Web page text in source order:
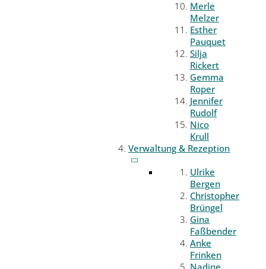
Merle
Melzer
Esther
Pauquet
Silja
Rickert
Gemma
Roper
Jennifer
Rudolf
Nico
Krull
Verwaltung & Rezeption
Ulrike
Bergen
Christopher
Brüngel
Gina
Faßbender
Anke
Frinken
Nadine